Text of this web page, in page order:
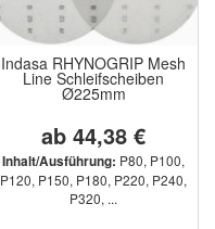
Indasa RHYNOGRIP Mesh
Line Schleifscheiben
Ø225mm
ab 44,38 €
Inhalt/Ausführung: P80, P100,
P120, P150, P180, P220, P240,
P320, ...